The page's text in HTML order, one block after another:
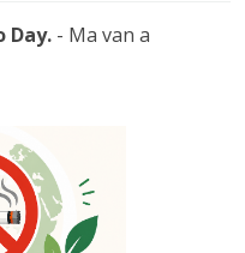
Day. - Ma van a